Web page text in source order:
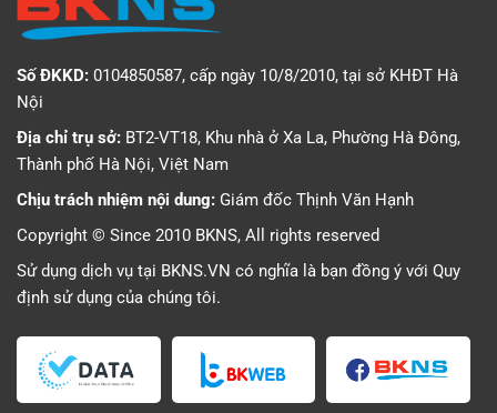
Số ĐKKD: 0104850587, cấp ngày 10/8/2010, tại sở KHĐT Hà
Nội
Địa chỉ trụ sở: BT2-VT18, Khu nhà ở Xa La, Phường Hà Đông,
Thành phố Hà Nội, Việt Nam
Chịu trách nhiệm nội dung: Giám đốc Thịnh Văn Hạnh
Copyright © Since 2010 BKNS, All rights reserved
Sử dụng dịch vụ tại BKNS.VN có nghĩa là bạn đồng ý với Quy
định sử dụng của chúng tôi.